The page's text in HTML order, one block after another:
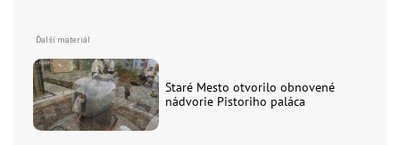
Staré Mesto otvorilo obnovené
nádvorie Pistoriho paláca